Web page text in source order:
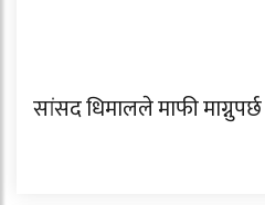
सांसद धिमालले माफी